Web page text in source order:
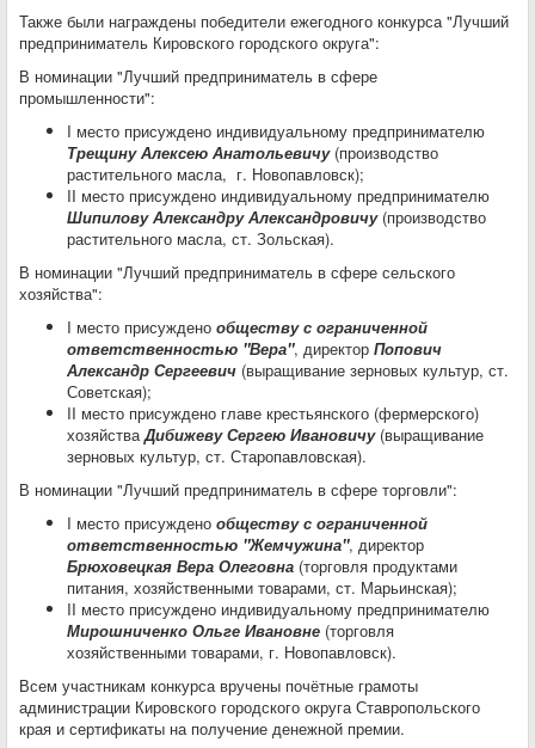
Также были награждены победители ежегодного конкурса "Лучший
предприниматель Кировского городского округа":
В номинации "Лучший предприниматель в сфере
промышленности":
I место присуждено индивидуальному предпринимателю
Трещину Алексею Анатольевичу(производство
растительного масла, г. Новопавловск);
II место присуждено индивидуальному предпринимателю
Шипилову Александру Александровичу(производство
растительного масла, ст. Зольская).
В номинации "Лучший предприниматель в сфере сельского
хозяйства":
I место присуждено обществу с ограниченной
ответственностью "Вера", директор Попович
Александр Сергеевич (выращивание зерновых культур, ст.
Советская);
II место присуждено главе крестьянского (фермерского)
хозяйстваДибижеву Сергею Ивановичу(выращивание
зерновых культур, ст. Старопавловская).
В номинации "Лучший предприниматель в сфере торговли":
I место присуждено обществу с ограниченной
ответственностью "Жемчужина", директор
Брюховецкая Вера Олеговна (торговля продуктами
питания, хозяйственными товарами, ст. Марьинская);
II место присуждено индивидуальному предпринимателю
Мирошниченко Ольге Ивановне (торговля
хозяйственными товарами, г. Новопавловск).
Всем участникам конкурса вручены почётные грамоты
администрации Кировского городского округа Ставропольского
края и сертификаты на получение денежной премии.